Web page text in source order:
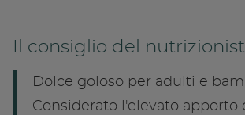
Il consiglio del
Dolce goloso per adulti e
Considerato l'elevato apporto